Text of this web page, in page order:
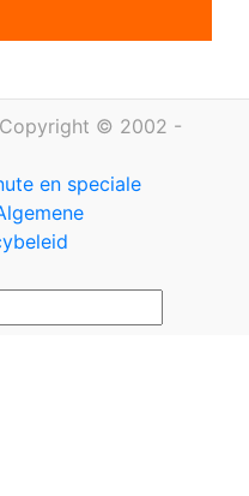
Copyright © 2002 -
en speciale